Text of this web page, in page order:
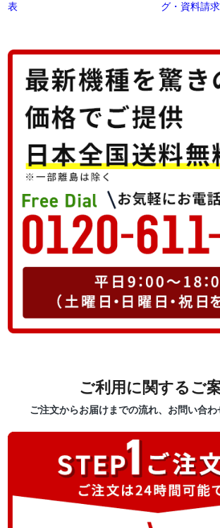
表
グ・資料請求
ご利用に関するご
ご注文からお届けまでの流れ、お問い合